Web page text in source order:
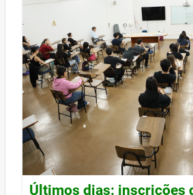
Últimos dias: inscrições